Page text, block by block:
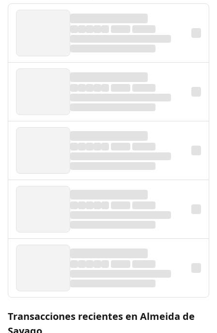
Transacciones recientes en Almeida de